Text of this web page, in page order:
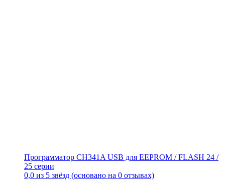
Программатор CH341A USB для EEPROM / FLASH 24 /
25 серии
0,0 из 5 звёзд (основано на 0 отзывах)